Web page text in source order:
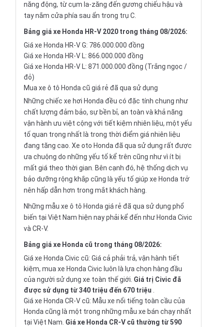
năng động, từ cụm la-zăng đến gương chiếu hậu và
tay nắm cửa phía sau ẩn trong trụ C.
Bảng giá xe Honda HR-V 2020 trong tháng 08/2026:
Giá xe Honda HR-V G: 786.000.000 đồng
Giá xe Honda HR-V L: 866.000.000 đồng
Giá xe Honda HR-V L: 871.000.000 đồng (Trắng ngọc /
đỏ)
Mua xe ô tô Honda cũ giá rẻ đã qua sử dụng
Những chiếc xe hơi Honda đều có đặc tính chung như
chất lượng đảm bảo, sự bền bỉ, an toàn và khả năng
vận hành ưu việt cộng với tiết kiệm nhiên liệu, một yếu
tố quan trọng nhất là trong thời điểm giá nhiên liệu
đang tăng cao. Xe oto Honda đã qua sử dụng rất được
ưa chuộng do những yếu tố kể trên cũng như vì ít bị
mất giá theo thời gian. Bên cạnh đó, hệ thống dịch vụ
bảo dưỡng rộng khắp cũng là yếu tố giúp xe Honda trở
nên hấp dẫn hơn trong mắt khách hàng.
Những mẫu xe ô tô Honda giá rẻ đã qua sử dụng phổ
biến tại Việt Nam hiện nay phải kể đến như Honda Civic
và CR-V.
Bảng giá xe Honda cũ trong tháng 08/2026:
Giá xe Honda Civic cũ: Giá cả phải trả, vận hành tiết
kiệm, mua xe Honda Civic luôn là lựa chọn hàng đầu
của người sử dụng xe toàn thế giới. Giá trị Civic đã
được sử dụng từ 340 triệu đến 670 triệu .
Giá xe Honda CR-V cũ: Mẫu xe nổi tiếng toàn cầu của
Honda cũng là một trong những mẫu xe bán chạy nhất
tại Việt Nam. Giá xe Honda CR-V cũ thường từ 590